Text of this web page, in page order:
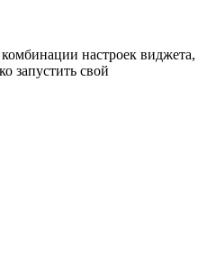
настроек виджета,
запустить свой